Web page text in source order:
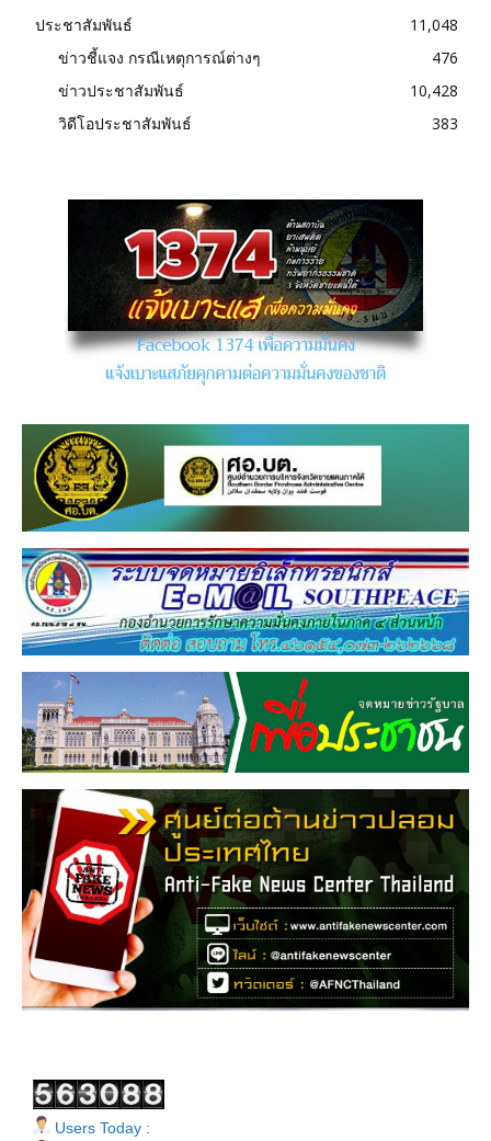
ประชาสัมพันธ์
11,048
ข่าวชี้แจง กรณีเหตุการณ์ต่างๆ
476
ข่าวประชาสัมพันธ์
10,428
วิดีโอประชาสัมพันธ์
383
Users Today :